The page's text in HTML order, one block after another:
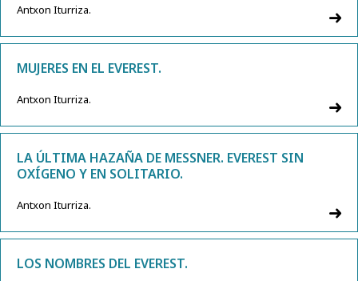
Antxon Iturriza.
MUJERES EN EL EVEREST.
Antxon Iturriza.
LA ÚLTIMA HAZAÑA DE MESSNER. EVEREST SIN
OXÍGENO Y EN SOLITARIO.
Antxon Iturriza.
LOS NOMBRES DEL EVEREST.